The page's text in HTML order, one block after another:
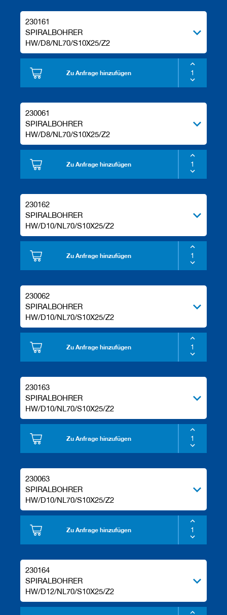
230161
SPIRALBOHRER
HW/D8/NL70/S10X25/Z2
Zu Anfrage hinzufügen
230061
SPIRALBOHRER
HW/D8/NL70/S10X25/Z2
Zu Anfrage hinzufügen
230162
SPIRALBOHRER
HW/D10/NL70/S10X25/Z2
Zu Anfrage hinzufügen
230062
SPIRALBOHRER
HW/D10/NL70/S10X25/Z2
Zu Anfrage hinzufügen
230163
SPIRALBOHRER
HW/D10/NL70/S10X25/Z2
Zu Anfrage hinzufügen
230063
SPIRALBOHRER
HW/D10/NL70/S10X25/Z2
Zu Anfrage hinzufügen
230164
SPIRALBOHRER
HW/D12/NL70/S10X25/Z2